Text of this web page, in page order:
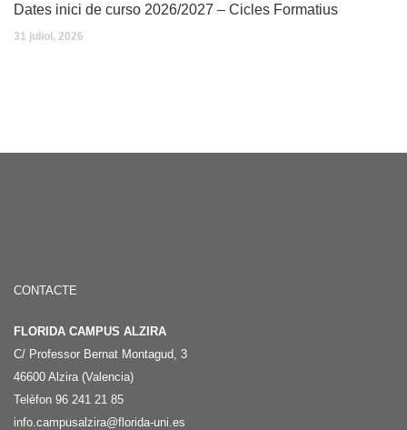
Dates inici de curso 2026/2027 – Cicles Formatius
31 juliol, 2026
CONTACTE
FLORIDA CAMPUS ALZIRA
C/ Professor Bernat Montagud, 3
46600 Alzira (Valencia)
Telèfon 96 241 21 85
info.campusalzira@florida-uni.es